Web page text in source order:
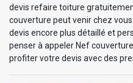
devis refaire toiture
couverture peut venir chez
devis encore plus détaillé et
penser à appeler Nef
profiter votre devis avec des